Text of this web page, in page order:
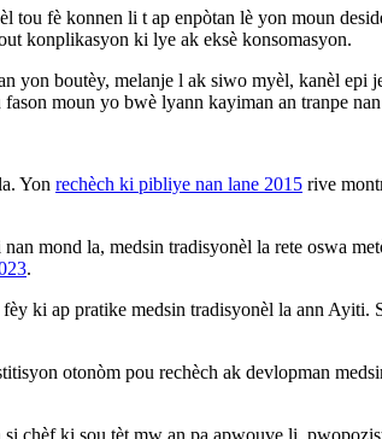
tou fè konnen li t ap enpòtan lè yon moun
konplikasyon ki lye ak eksè konsomasyon.
yon boutèy, melanje l ak siwo myèl, kanèl
moun yo bwè lyann kayiman an tranpe
Yon rechèch ki pibliye nan lane 2015 rive
mond la, medsin tradisyonèl la rete oswa
.
ki ap pratike medsin tradisyonèl la ann
otonòm pou rechèch ak devlopman
chèf ki sou tèt mw an pa apwouve li,